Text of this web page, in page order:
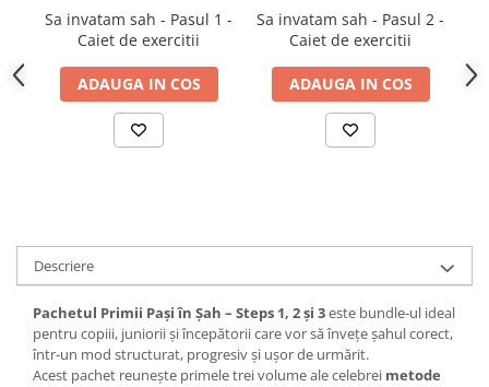
Sa invatam sah - Pasul 1 -
Caiet de exercitii
ADAUGA IN COS
Sa invatam sah - Pasul 2 -
Caiet de exercitii
ADAUGA IN COS
Descriere
Pachetul Primii Pași în Șah – Steps 1, 2 și 3este bundle-ul ideal
pentru copiii, juniorii și începătorii care vor să învețe șahul corect,
într-un mod structurat, progresiv și ușor de urmărit.
Acest pachet reunește primele trei volume ale celebrei metode